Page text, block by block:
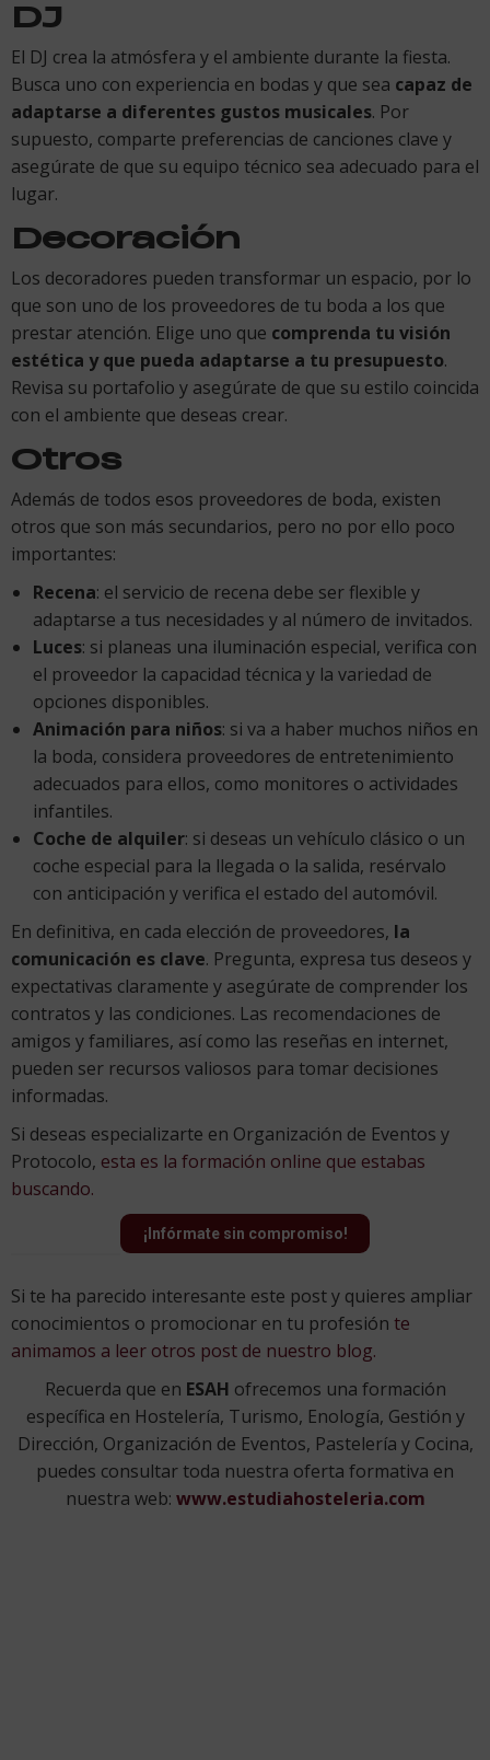
DJ
El DJ crea la atmósfera y el ambiente durante la fiesta.
Busca uno con experiencia en bodas y que sea capaz de
adaptarse a diferentes gustos musicales. Por
supuesto, comparte preferencias de canciones clave y
asegúrate de que su equipo técnico sea adecuado para el
lugar.
Decoración
Los decoradores pueden transformar un espacio, por lo
que son uno de los proveedores de tu boda a los que
prestar atención. Elige uno que comprenda tu visión
estética y que pueda adaptarse a tu presupuesto.
Revisa su portafolio y asegúrate de que su estilo coincida
con el ambiente que deseas crear.
Otros
Además de todos esos proveedores de boda, existen
otros que son más secundarios, pero no por ello poco
importantes:
Recena: el servicio de recena debe ser flexible y
adaptarse a tus necesidades y al número de invitados.
Luces: si planeas una iluminación especial, verifica con
el proveedor la capacidad técnica y la variedad de
opciones disponibles.
Animación para niños: si va a haber muchos niños en
la boda, considera proveedores de entretenimiento
adecuados para ellos, como monitores o actividades
infantiles.
Coche de alquiler: si deseas un vehículo clásico o un
coche especial para la llegada o la salida, resérvalo
con anticipación y verifica el estado del automóvil.
En definitiva, en cada elección de proveedores, la
comunicación es clave. Pregunta, expresa tus deseos y
expectativas claramente y asegúrate de comprender los
contratos y las condiciones. Las recomendaciones de
amigos y familiares, así como las reseñas en internet,
pueden ser recursos valiosos para tomar decisiones
informadas.
Si deseas especializarte en Organización de Eventos y
Protocolo, esta es la formación online que estabas
buscando.
¡Infórmate sin compromiso!
Si te ha parecido interesante este post y quieres ampliar
conocimientos o promocionar en tu profesión te
animamos a leer otros post de nuestro blog.
Recuerda que en ESAH ofrecemos una formación
específica en Hostelería, Turismo, Enología, Gestión y
Dirección, Organización de Eventos, Pastelería y Cocina,
puedes consultar toda nuestra oferta formativa en
nuestra web: www.estudiahosteleria.com